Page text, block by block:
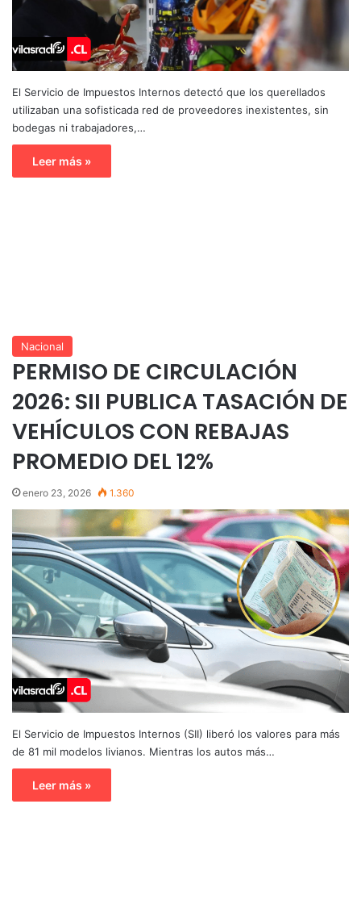
El Servicio de Impuestos Internos detectó que los querellados
utilizaban una sofisticada red de proveedores inexistentes, sin
bodegas ni trabajadores,…
Leer más »
Nacional
PERMISO DE CIRCULACIÓN
2026: SII PUBLICA TASACIÓN DE
VEHÍCULOS CON REBAJAS
PROMEDIO DEL 12%
enero 23, 2026 1.360
El Servicio de Impuestos Internos (SII) liberó los valores para más
de 81 mil modelos livianos. Mientras los autos más…
Leer más »